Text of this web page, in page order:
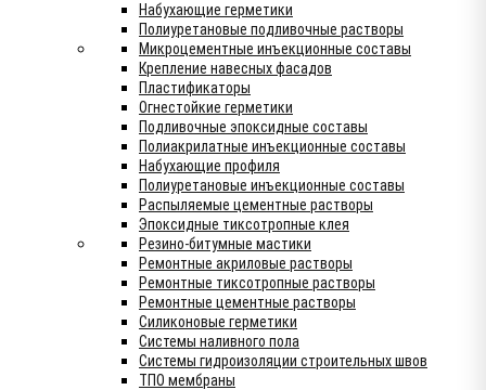
Набухающие герметики
Полиуретановые подливочные растворы
Микроцементные инъекционные составы
Крепление навесных фасадов
Пластификаторы
Огнестойкие герметики
Подливочные эпоксидные составы
Полиакрилатные инъекционные составы
Набухающие профиля
Полиуретановые инъекционные составы
Распыляемые цементные растворы
Эпоксидные тиксотропные клея
Резино-битумные мастики
Ремонтные акриловые растворы
Ремонтные тиксотропные растворы
Ремонтные цементные растворы
Силиконовые герметики
Системы наливного пола
Системы гидроизоляции строительных швов
ТПО мембраны